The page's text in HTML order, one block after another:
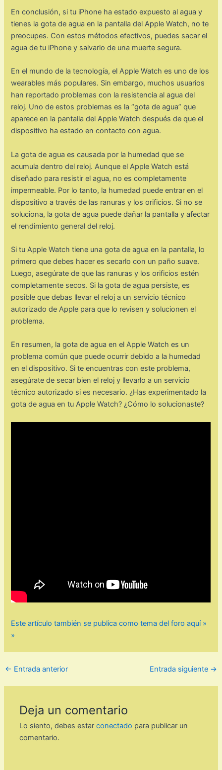
En conclusión, si tu iPhone ha estado expuesto al agua y
tienes la gota de agua en la pantalla del Apple Watch, no te
preocupes. Con estos métodos efectivos, puedes sacar el
agua de tu iPhone y salvarlo de una muerte segura.
En el mundo de la tecnología, el Apple Watch es uno de los
wearables más populares. Sin embargo, muchos usuarios
han reportado problemas con la resistencia al agua del
reloj. Uno de estos problemas es la “gota de agua” que
aparece en la pantalla del Apple Watch después de que el
dispositivo ha estado en contacto con agua.
La gota de agua es causada por la humedad que se
acumula dentro del reloj. Aunque el Apple Watch está
diseñado para resistir el agua, no es completamente
impermeable. Por lo tanto, la humedad puede entrar en el
dispositivo a través de las ranuras y los orificios. Si no se
soluciona, la gota de agua puede dañar la pantalla y afectar
el rendimiento general del reloj.
Si tu Apple Watch tiene una gota de agua en la pantalla, lo
primero que debes hacer es secarlo con un paño suave.
Luego, asegúrate de que las ranuras y los orificios estén
completamente secos. Si la gota de agua persiste, es
posible que debas llevar el reloj a un servicio técnico
autorizado de Apple para que lo revisen y solucionen el
problema.
En resumen, la gota de agua en el Apple Watch es un
problema común que puede ocurrir debido a la humedad
en el dispositivo. Si te encuentras con este problema,
asegúrate de secar bien el reloj y llevarlo a un servicio
técnico autorizado si es necesario. ¿Has experimentado la
gota de agua en tu Apple Watch? ¿Cómo lo solucionaste?
Este artículo también se publica como tema del foro aquí »
»
← Entrada anterior Entrada siguiente →
Deja un comentario
Lo siento, debes estarconectado para publicar un
comentario.